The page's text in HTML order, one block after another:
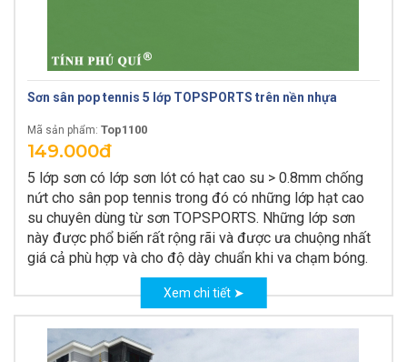
Sơn sân pop tennis 5 lớp TOPSPORTS trên nền nhựa
Mã sản phẩm: Top1100
149.000đ
5 lớp sơn có lớp sơn lót có hạt cao su > 0.8mm chống
nứt cho sân pop tennis trong đó có những lớp hạt cao
su chuyên dùng từ sơn TOPSPORTS. Những lớp sơn
này được phổ biến rất rộng rãi và được ưa chuộng nhất
giá cả phù hợp và cho độ dày chuẩn khi va chạm bóng.
Xem chi tiết ➤